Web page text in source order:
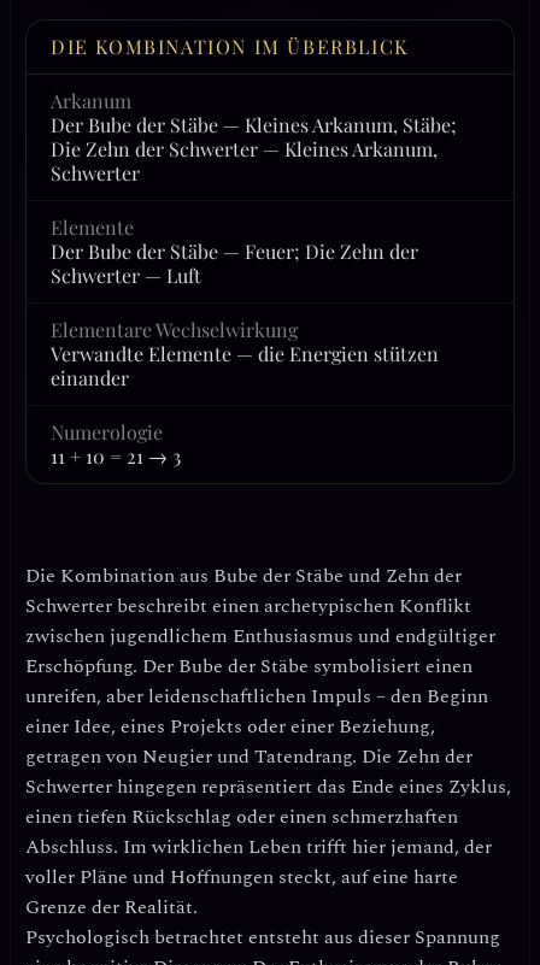
DIE KOMBINATION IM ÜBERBLICK
Arkanum
Der Bube der Stäbe — Kleines Arkanum, Stäbe;
Die Zehn der Schwerter — Kleines Arkanum,
Schwerter
Elemente
Der Bube der Stäbe — Feuer; Die Zehn der
Schwerter — Luft
Elementare Wechselwirkung
Verwandte Elemente — die Energien stützen
einander
Numerologie
11 + 10 = 21 → 3
Die Kombination aus Bube der Stäbe und Zehn der
Schwerter beschreibt einen archetypischen Konflikt
zwischen jugendlichem Enthusiasmus und endgültiger
Erschöpfung. Der Bube der Stäbe symbolisiert einen
unreifen, aber leidenschaftlichen Impuls – den Beginn
einer Idee, eines Projekts oder einer Beziehung,
getragen von Neugier und Tatendrang. Die Zehn der
Schwerter hingegen repräsentiert das Ende eines Zyklus,
einen tiefen Rückschlag oder einen schmerzhaften
Abschluss. Im wirklichen Leben trifft hier jemand, der
voller Pläne und Hoffnungen steckt, auf eine harte
Grenze der Realität.
Psychologisch betrachtet entsteht aus dieser Spannung